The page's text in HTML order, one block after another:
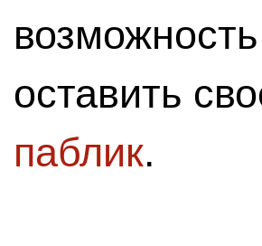
оставить
паблик.